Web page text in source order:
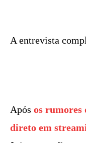
A entrevista
Após os rumores
direto em